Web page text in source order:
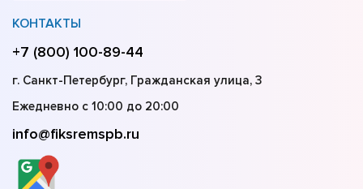
КОНТАКТЫ
+7 (800) 100-89-44
г. Санкт-Петербург, Гражданская улица, 3
Ежедневно с 10:00 до 20:00
info@fiksremspb.ru